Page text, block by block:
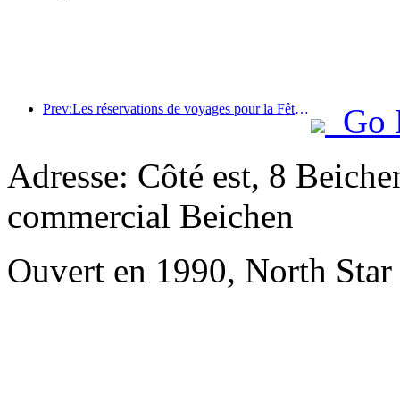
Prev:Les réservations de voyages pour la Fête du Printemps sont en plein essor ! 2,3 millions d'entreprises hôtelières pourraient connaître un bon départ
Go
Adresse: Côté est, 8
commercial Beichen
Ouvert en 1990, North